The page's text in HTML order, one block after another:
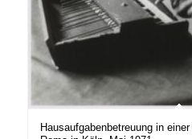
Hausaufgabenbetreuung in